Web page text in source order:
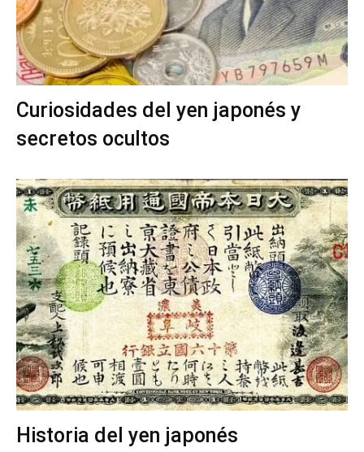
Curiosidades del yen japonés y
secretos ocultos
Historia del yen japonés